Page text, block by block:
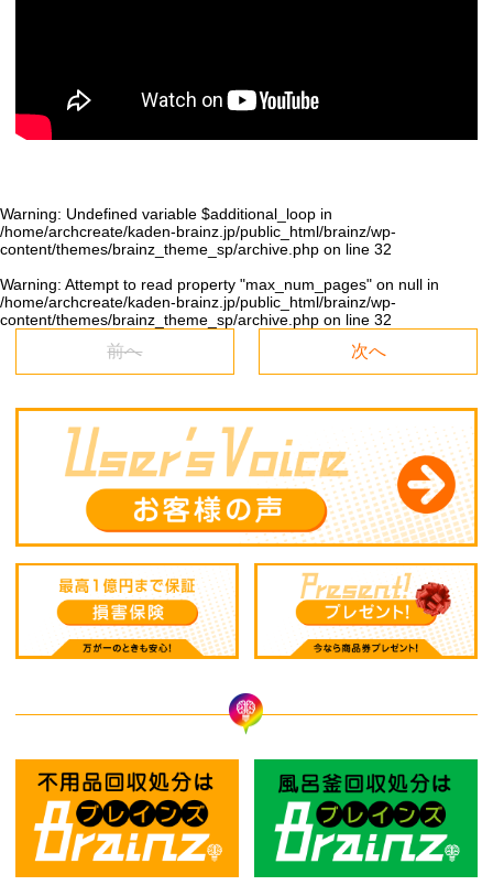
Warning: Undefined variable $additional_loop in
/home/archcreate/kaden-brainz.jp/public_html/brainz/wp-
content/themes/brainz_theme_sp/archive.php on line 32
Warning: Attempt to read property "max_num_pages" on null in
/home/archcreate/kaden-brainz.jp/public_html/brainz/wp-
content/themes/brainz_theme_sp/archive.php on line 32
前へ 次へ